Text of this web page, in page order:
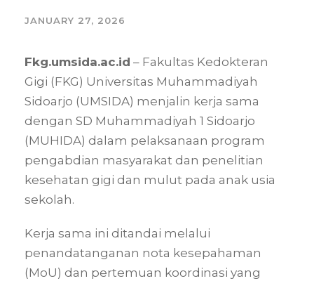
JANUARY 27, 2026
Fkg.umsida.ac.id – Fakultas Kedokteran
Gigi (FKG) Universitas Muhammadiyah
Sidoarjo (UMSIDA) menjalin kerja sama
dengan SD Muhammadiyah 1 Sidoarjo
(MUHIDA) dalam pelaksanaan program
pengabdian masyarakat dan penelitian
kesehatan gigi dan mulut pada anak usia
sekolah.
Kerja sama ini ditandai melalui
penandatanganan nota kesepahaman
(MoU) dan pertemuan koordinasi yang